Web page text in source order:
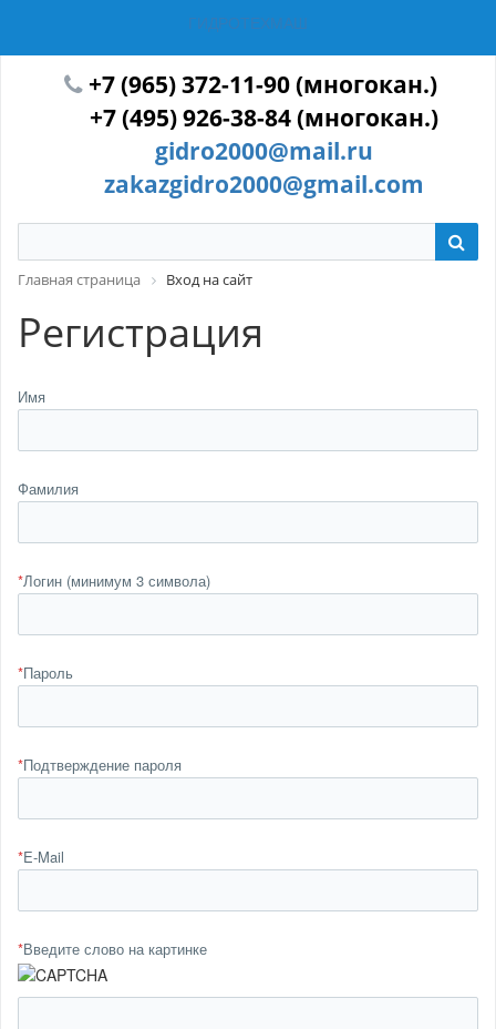
ГИДРОТЕХМАШ
+7 (965) 372-11-90 (многокан.)
+7 (495) 926-38-84 (многокан.)
gidro2000@mail.ru
zakazgidro2000@gmail.com
Главная страница Вход на сайт
Регистрация
Имя
Фамилия
*Логин (минимум 3 символа)
*Пароль
*Подтверждение пароля
*E-Mail
*Введите слово на картинке